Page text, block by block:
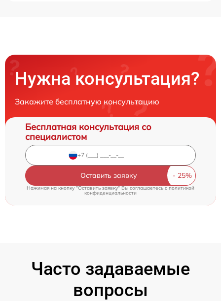
Нужна консультация?
Закажите бесплатную консультацию
Бесплатная консультация со
специалистом
Оставить заявку
Нажимая на кнопку "Оставить заявку" Вы соглашаетесь cполитикой
конфиденциальности
Часто задаваемые
вопросы